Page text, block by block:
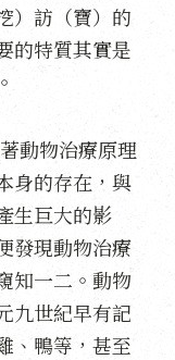
）訪（寶）的
的特質其實是
動物治療原理
身的存在，與
生巨大的影
發現動物治療
知一二。動物
九世紀早有記
、鴨等，甚至